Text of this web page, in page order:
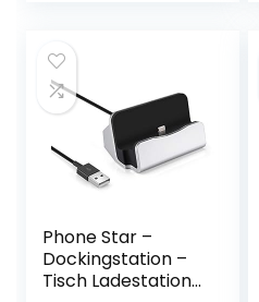
Phone Star –
Dockingstation –
Tisch Ladestation